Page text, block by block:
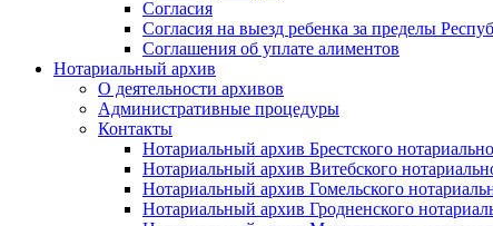
Согласия
Согласия на выезд ребенка за пределы
Соглашения об уплате алиментов
Нотариальный архив
О деятельности архивов
Административные процедуры
Контакты
Нотариальный архив Брестского
Нотариальный архив Витебского
Нотариальный архив Гомельского
Нотариальный архив Гродненского